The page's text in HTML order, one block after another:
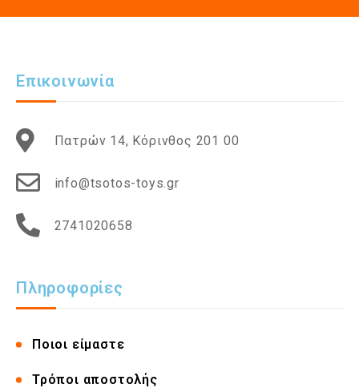
Επικοινωνία
Πατρών 14, Κόρινθος 201 00
info@tsotos-toys.gr
2741020658
Πληροφορίες
Ποιοι είμαστε
Τρόποι αποστολής